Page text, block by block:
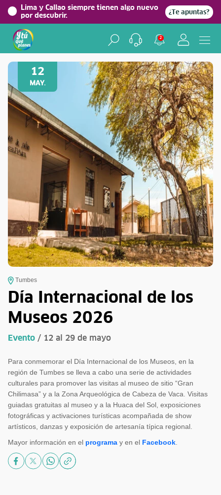
Lima y Callao siempre tienen algo nuevo
por descubrir.
¿Te apuntas?
2
Volver a Festividades
12
MAY.
Tumbes
Día Internacional de los
Museos 2026
Evento / 12 al 29 de mayo
Para conmemorar el Día Internacional de los Museos, en la
región de Tumbes se lleva a cabo una serie de actividades
culturales para promover las visitas al museo de sitio “Gran
Chilimasa” y a la Zona Arqueológica de Cabeza de Vaca. Visitas
guiadas gratuitas al museo y a la Huaca del Sol, exposiciones
fotográficas y activaciones turísticas acompañada de show
artísticos, danzas y exposición de artesanía típica regional.
Mayor información en el programa y en el Facebook